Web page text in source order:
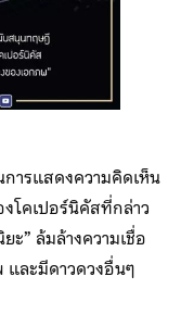
ารแสดงความคิดเห็น
โคเปอร์นิคัสที่กล่าว
ะ” ล้มล้างความเชื่อ
และมีดาวดวงอื่นๆ